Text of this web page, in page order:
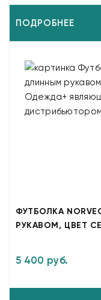
ПОДРОБНЕЕ
ФУТБОЛКА
РУКАВОМ, ЦВЕТ
5 400 руб.